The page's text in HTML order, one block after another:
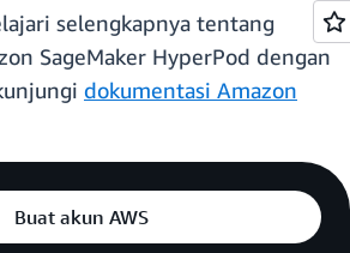
selengkapnya tentang
SageMaker HyperPod dengan
dokumentasi Amazon
Buat akun AWS